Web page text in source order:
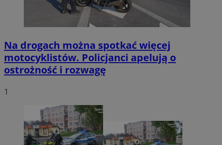
Na drogach można spotkać więcej
motocyklistów. Policjanci apelują o
ostrożność i rozwagę
1